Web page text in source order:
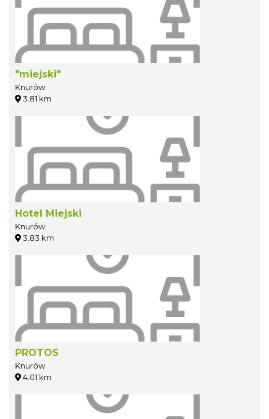
"miejski"
Knurów
3.81 km
Hotel Miejski
Knurów
3.83 km
PROTOS
Knurów
4.01 km